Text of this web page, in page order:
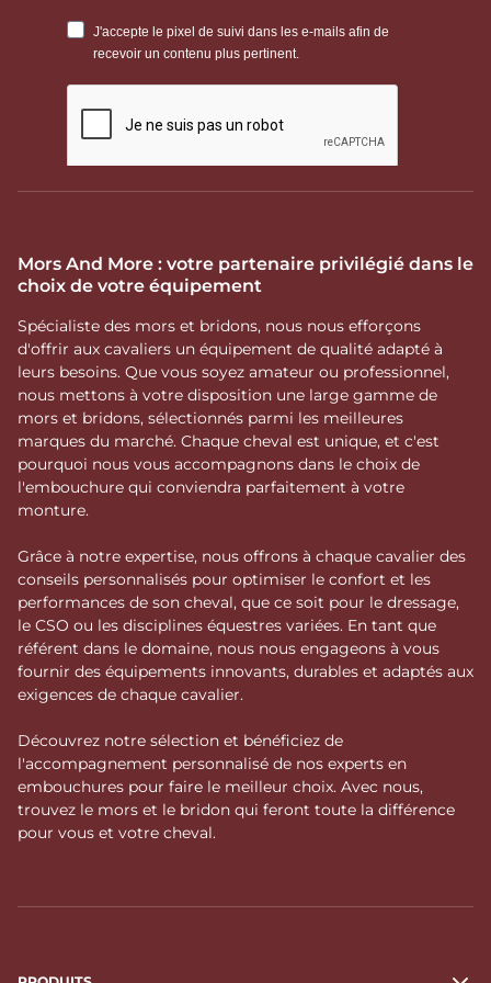
Norton bien réglé conserve un contact stable, quelle que
soit la discipline pratiquée.
Les éléments clés d'un
bridon Norton
Le cuir et la têtière
permet au cuir de s'assouplir progressivement avec
l'entretien, sans zone de raideur qui gênerait le confort au
fil des utilisations.
La muserolle et les finitions
Selon le modèle choisi, le bridon Norton propose une
muserolle simple ou une absence de muserolle sur les
versions Freedom. Les finitions Club, avec leurs frontaux à
strass, permettent de personnaliser l'allure du cheval en
piste sans compromettre le confort de l'ajustement.
Le conseil du Bit-Fitter : bien régler
votre bridon Norton
Un bridon Norton correctement ajusté ne doit
jamais gêner la mastication du cheval. Une fois la
muserolle bouclée (sur les modèles qui en sont
équipés), vérifiez que vous pouvez glisser deux
garantit un maintien efficace sans crispation : la
mâchoire reste mobile, le contact gagne en
régularité, et le cheval conserve sa décontraction
tout au long de la séance.
Mors And More : votre partenaire privilégié dans le
choix de votre équipement
Spécialiste des mors et bridons, nous nous efforçons
d'offrir aux cavaliers un équipement de qualité adapté à
leurs besoins. Que vous soyez amateur ou professionnel,
nous mettons à votre disposition une large gamme de
mors et bridons, sélectionnés parmi les meilleures
marques du marché. Chaque cheval est unique, et c'est
pourquoi nous vous accompagnons dans le choix de
l'embouchure qui conviendra parfaitement à votre
monture.
Grâce à notre expertise, nous offrons à chaque cavalier des
conseils personnalisés pour optimiser le confort et les
performances de son cheval, que ce soit pour le dressage,
le CSO ou les disciplines équestres variées. En tant que
référent dans le domaine, nous nous engageons à vous
fournir des équipements innovants, durables et adaptés aux
exigences de chaque cavalier.
Découvrez notre sélection et bénéficiez de
l'accompagnement personnalisé de nos experts en
embouchures pour faire le meilleur choix. Avec nous,
trouvez le mors et le bridon qui feront toute la différence
pour vous et votre cheval.